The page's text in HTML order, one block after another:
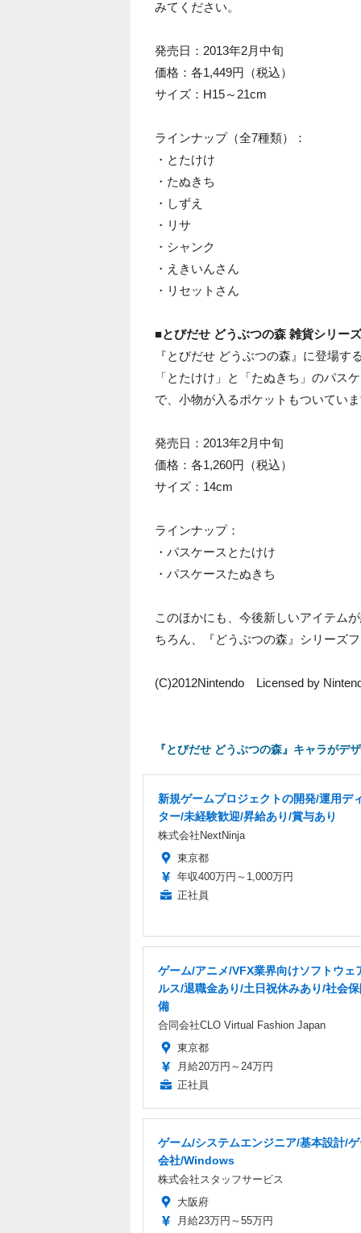
みてください。
発売日：2013年2月中旬
価格：各1,449円（税込）
サイズ：H15～21cm
ラインナップ（全7種類）：
・とたけけ
・たぬきち
・しずえ
・リサ
・シャンク
・えきいんさん
・リセットさん
■とびだせ どうぶつの森 雑貨シリー
『とびだせ どうぶつの森』に登場
「とたけけ」と「たぬきち」のパス
で、小物が入るポケットもついてい
発売日：2013年2月中旬
価格：各1,260円（税込）
サイズ：14cm
ラインナップ：
・パスケースとたけけ
・パスケースたぬきち
このほかにも、今後新しいアイテム
ちろん、『どうぶつの森』シリーズ
(C)2012Nintendo Licensed by
『とびだせ どうぶつの森』キャラがデ
新規ゲームプロジェクトの開発/運用デ
ター/未経験歓迎/昇給あり/賞与あり
株式会社NextNinja
東京都
年収400万円～1,000万円
正社員
ゲーム/アニメ/VFX業界向けソフトウェ
ルス/退職金あり/土日祝休みあり/社会
備
合同会社CLO Virtual Fashion Japan
東京都
月給20万円～24万円
正社員
ゲーム/システムエンジニア/基本設計/
会社/Windows
株式会社スタッフサービス
大阪府
月給23万円～55万円